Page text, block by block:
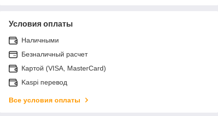
Условия оплаты
Наличными
Безналичный расчет
Картой (VISA, MasterCard)
Kaspi перевод
Все условия оплаты